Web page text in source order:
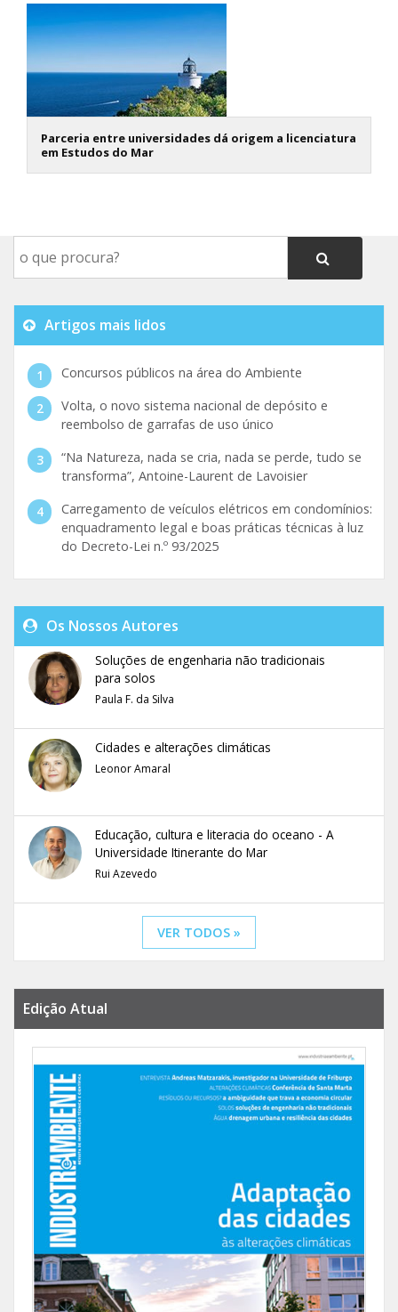
Parceria entre universidades dá origem a licenciatura
em Estudos do Mar
Artigos mais lidos
Concursos públicos na área do Ambiente
Volta, o novo sistema nacional de depósito e
reembolso de garrafas de uso único
“Na Natureza, nada se cria, nada se perde, tudo se
transforma”, Antoine-Laurent de Lavoisier
Carregamento de veículos elétricos em condomínios:
enquadramento legal e boas práticas técnicas à luz
do Decreto-Lei n.º 93/2025
Os Nossos Autores
Soluções de engenharia não tradicionais
para solos
Paula F. da Silva
Cidades e alterações climáticas
Leonor Amaral
Educação, cultura e literacia do oceano - A
Universidade Itinerante do Mar
Rui Azevedo
VER TODOS »
Edição Atual